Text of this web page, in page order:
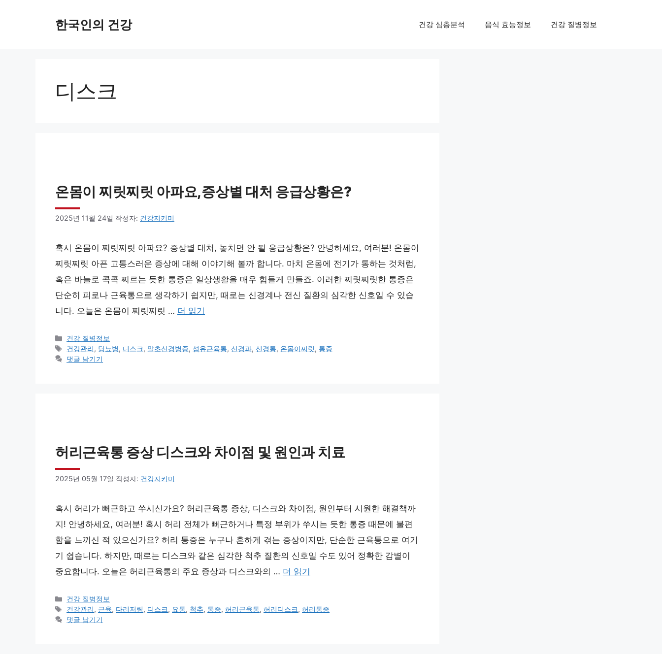
한국인의 건강 건강 심층분석 음식 효능정보 건강 질병정보
디스크
온몸이 찌릿찌릿 아파요,증상별 대처 응급상황은?
2025년 11월 24일 작성자: 건강지키미
혹시 온몸이 찌릿찌릿 아파요? 증상별 대처, 놓치면 안 될 응급상황은? 안녕하세요, 여러분! 온몸이
찌릿찌릿 아픈 고통스러운 증상에 대해 이야기해 볼까 합니다. 마치 온몸에 전기가 통하는 것처럼,
혹은 바늘로 콕콕 찌르는 듯한 통증은 일상생활을 매우 힘들게 만들죠. 이러한 찌릿찌릿한 통증은
단순히 피로나 근육통으로 생각하기 쉽지만, 때로는 신경계나 전신 질환의 심각한 신호일 수 있습
니다. 오늘은 온몸이 찌릿찌릿 … 더 읽기
카
테
고
건강 질병정보
태
그
건강관리, 당뇨병, 디스크, 말초신경병증, 섬유근육통, 신경과, 신경통, 온몸이찌릿, 통증
댓글 남기기
허리근육통 증상 디스크와 차이점 및 원인과 치료
2025년 05월 17일 작성자: 건강지키미
혹시 허리가 뻐근하고 쑤시신가요? 허리근육통 증상, 디스크와 차이점, 원인부터 시원한 해결책까
지! 안녕하세요, 여러분! 혹시 허리 전체가 뻐근하거나 특정 부위가 쑤시는 듯한 통증 때문에 불편
함을 느끼신 적 있으신가요? 허리 통증은 누구나 흔하게 겪는 증상이지만, 단순한 근육통으로 여기
기 쉽습니다. 하지만, 때로는 디스크와 같은 심각한 척추 질환의 신호일 수도 있어 정확한 감별이
중요합니다. 오늘은 허리근육통의 주요 증상과 디스크와의 … 더 읽기
카
테
고
건강 질병정보
태
그
건강관리, 근육, 다리저림, 디스크, 요통, 척추, 통증,허리근육통,허리디스크,허리통증
댓글 남기기